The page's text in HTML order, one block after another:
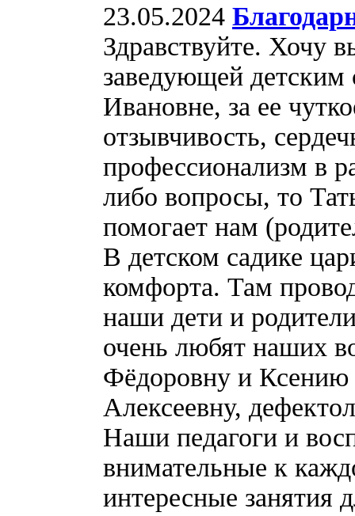
23.05.2024
Здравствуйте. Хочу
заведующей
Ивановне, за ее
отзывчивость,
профессионализм в
либо вопросы, то
помогает нам
В детском садике
комфорта. Там
наши дети и
очень любят наших
Фёдоровну и
Алексеевну,
Наши педагоги и
внимательные к
интересные занятия